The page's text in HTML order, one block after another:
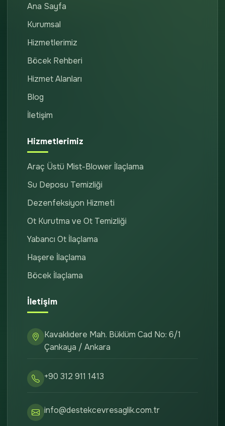
Ana Sayfa
Kurumsal
Hizmetlerimiz
Böcek Rehberi
Hizmet Alanları
Blog
İletişim
Hizmetlerimiz
Araç Üstü Mist-Blower İlaçlama
Su Deposu Temizliği
Dezenfeksiyon Hizmeti
Ot Kurutma ve Ot Temizliği
Yabancı Ot İlaçlama
Haşere İlaçlama
Böcek İlaçlama
İletişim
Kavaklıdere Mah. Büklüm Cad No: 6/1
Çankaya / Ankara
+90 312 911 1413
info@destekcevresaglik.com.tr